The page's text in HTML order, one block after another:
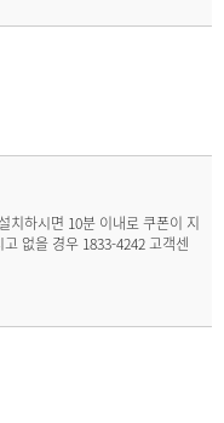
치하시면 10분 이내로 쿠폰이 지
없을 경우 1833-4242 고객센